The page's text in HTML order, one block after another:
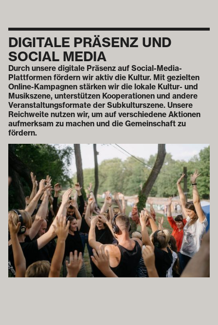
DIGITALE PRÄSENZ UND
SOCIAL MEDIA
Durch unsere digitale Präsenz auf Social-Media-
Plattformen fördern wir aktiv die Kultur. Mit gezielten
Online-Kampagnen stärken wir die lokale Kultur- und
Musikszene, unterstützen Kooperationen und andere
Veranstaltungsformate der Subkulturszene. Unsere
Reichweite nutzen wir, um auf verschiedene Aktionen
aufmerksam zu machen und die Gemeinschaft zu
fördern.